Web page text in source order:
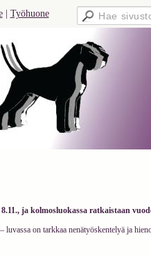
Työhuone
ja kolmosluokassa ratkaistaan
on tarkkaa nenätyöskentelyä ja